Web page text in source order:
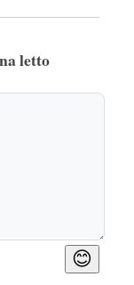
letto
😊